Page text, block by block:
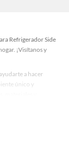
Refrigerador Side
¡Visítanos y
a hacer
único y
tú.
aquí para hacer
para ofrecerte en
by Side en